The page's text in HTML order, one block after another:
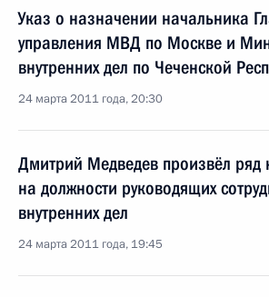
Указ о назначении начальника
управления МВД по Москве и
внутренних дел по Чеченской
24 марта 2011 года, 20:30
Дмитрий Медведев произвёл ряд
на должности руководящих
внутренних дел
24 марта 2011 года, 19:45